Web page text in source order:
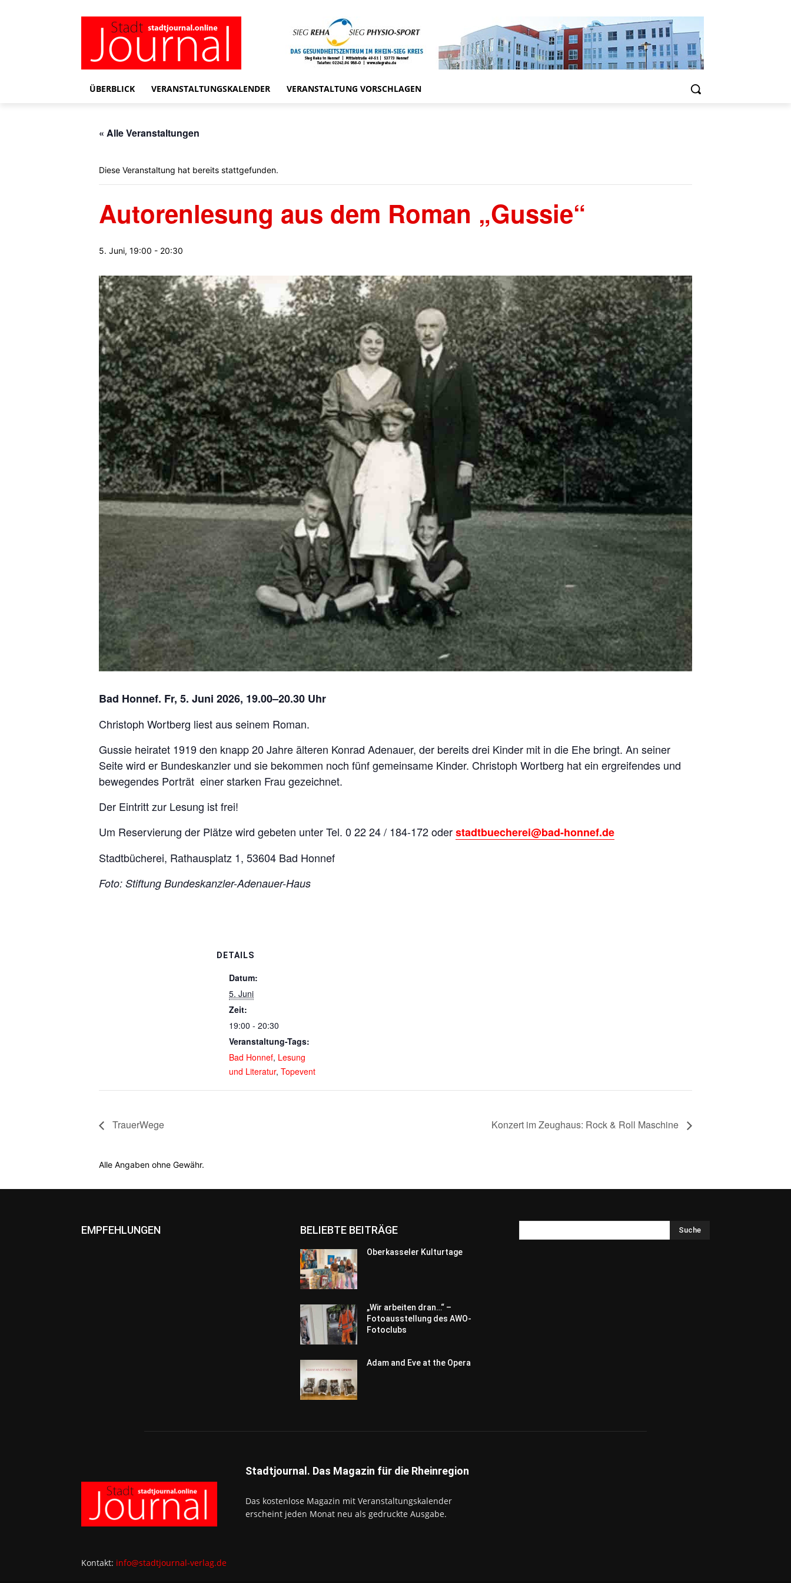
ÜBERBLICK VERANSTALTUNGSKALENDER VERANSTALTUNG VORSCHLAGEN
« Alle Veranstaltungen
Diese Veranstaltung hat bereits stattgefunden.
Autorenlesung aus dem Roman „Gussie“
5. Juni, 19:00 - 20:30
Bad Honnef. Fr, 5. Juni 2026, 19.00–20.30 Uhr
Christoph Wortberg liest aus seinem Roman.
Gussie heiratet 1919 den knapp 20 Jahre älteren Konrad Adenauer, der bereits drei Kinder mit in die Ehe bringt. An seiner
Seite wird er Bundeskanzler und sie bekommen noch fünf gemeinsame Kinder. Christoph Wortberg hat ein ergreifendes und
bewegendes Porträt einer starken Frau gezeichnet.
Der Eintritt zur Lesung ist frei!
Um Reservierung der Plätze wird gebeten unter Tel. 0 22 24 / 184-172 oderstadtbuecherei@bad-honnef.de
Stadtbücherei, Rathausplatz 1, 53604 Bad Honnef
Foto: Stiftung Bundeskanzler-Adenauer-Haus
DETAILS
Datum:
5. Juni
Zeit:
19:00 - 20:30
Veranstaltung-Tags:
Bad Honnef, Lesung
und Literatur, Topevent
TrauerWege Konzert im Zeughaus: Rock & Roll Maschine
Alle Angaben ohne Gewähr.
EMPFEHLUNGEN BELIEBTE BEITRÄGE
Oberkasseler Kulturtage
„Wir arbeiten dran…“ –
Fotoausstellung des AWO-
Fotoclubs
Adam and Eve at the Opera
Suche
Stadtjournal. Das Magazin für die Rheinregion
Das kostenlose Magazin mit Veranstaltungskalender
erscheint jeden Monat neu als gedruckte Ausgabe.
Kontakt: info@stadtjournal-verlag.de